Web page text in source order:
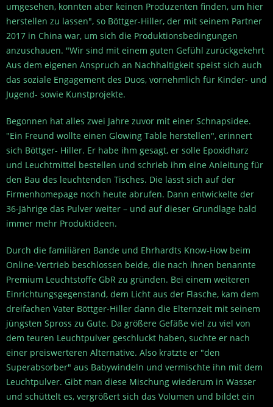
umgesehen, konnten aber keinen Produzenten finden, um hier
herstellen zu lassen", so Böttger-Hiller, der mit seinem Partner
2017 in China war, um sich die Produktionsbedingungen
anzuschauen. "Wir sind mit einem guten Gefühl zurückgekehrt
Aus dem eigenen Anspruch an Nachhaltigkeit speist sich auch
das soziale Engagement des Duos, vornehmlich für Kinder- und
Jugend- sowie Kunstprojekte.
Begonnen hat alles zwei Jahre zuvor mit einer Schnapsidee.
"Ein Freund wollte einen Glowing Table herstellen", erinnert
sich Böttger- Hiller. Er habe ihm gesagt, er solle Epoxidharz
und Leuchtmittel bestellen und schrieb ihm eine Anleitung für
den Bau des leuchtenden Tisches. Die lässt sich auf der
Firmenhomepage noch heute abrufen. Dann entwickelte der
36-Jährige das Pulver weiter – und auf dieser Grundlage bald
immer mehr Produktideen.
Durch die familiären Bande und Ehrhardts Know-How beim
Online-Vertrieb beschlossen beide, die nach ihnen benannte
Premium Leuchtstoffe GbR zu gründen. Bei einem weiteren
Einrichtungsgegenstand, dem Licht aus der Flasche, kam dem
dreifachen Vater Böttger-Hiller dann die Elternzeit mit seinem
jüngsten Spross zu Gute. Da größere Gefäße viel zu viel von
dem teuren Leuchtpulver geschluckt haben, suchte er nach
einer preiswerteren Alternative. Also kratzte er "den
Superabsorber" aus Babywindeln und vermischte ihn mit dem
Leuchtpulver. Gibt man diese Mischung wiederum in Wasser
und schüttelt es, vergrößert sich das Volumen und bildet ein